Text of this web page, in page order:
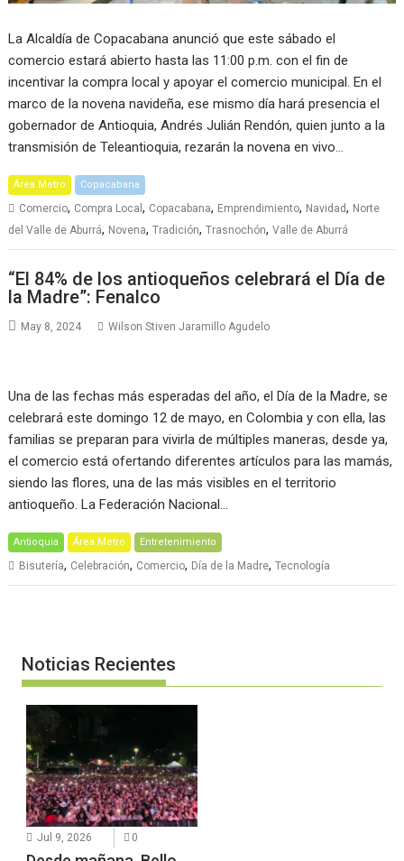
La Alcaldía de Copacabana anunció que este sábado el
comercio estará abierto hasta las 11:00 p.m. con el fin de
incentivar la compra local y apoyar el comercio municipal. En el
marco de la novena navideña, ese mismo día hará presencia el
gobernador de Antioquia, Andrés Julián Rendón, quien junto a la
transmisión de Teleantioquia, rezarán la novena en vivo…
Área Metro Copacabana
Comercio, Compra Local, Copacabana, Emprendimiento, Navidad, Norte
del Valle de Aburrá, Novena,Tradición,Trasnochón,Valle de Aburrá
“El 84% de los antioqueños celebrará el Día de
la Madre”: Fenalco
May 8, 2024 Wilson Stiven Jaramillo Agudelo
Una de las fechas más esperadas del año, el Día de la Madre, se
celebrará este domingo 12 de mayo, en Colombia y con ella, las
familias se preparan para vivirla de múltiples maneras, desde ya,
el comercio está ofertando diferentes artículos para las mamás,
siendo las flores, una de las más visibles en el territorio
antioqueño. La Federación Nacional…
Antioquia Área Metro Entretenimiento
Bisutería, Celebración, Comercio, Día de la Madre,Tecnología
Noticias Recientes
Jul 9, 2026 0